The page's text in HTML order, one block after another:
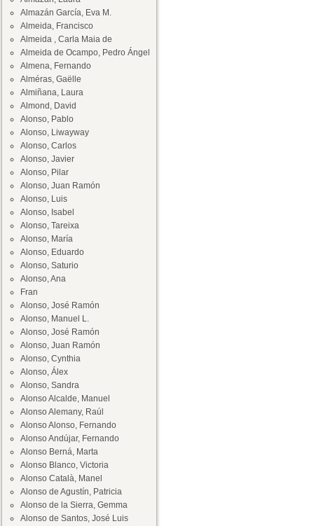
Almazán García, Eva M.
Almeida, Francisco
Almeida , Carla Maia de
Almeida de Ocampo, Pedro Ángel
Almena, Fernando
Alméras, Gaëlle
Almiñana, Laura
Almond, David
Alonso, Pablo
Alonso, Liwayway
Alonso, Carlos
Alonso, Javier
Alonso, Pilar
Alonso, Juan Ramón
Alonso, Luis
Alonso, Isabel
Alonso, Tareixa
Alonso, María
Alonso, Eduardo
Alonso, Saturio
Alonso, Ana
Fran
Alonso, José Ramón
Alonso, Manuel L.
Alonso, José Ramón
Alonso, Juan Ramón
Alonso, Cynthia
Alonso, Álex
Alonso, Sandra
Alonso Alcalde, Manuel
Alonso Alemany, Raúl
Alonso Alonso, Fernando
Alonso Andújar, Fernando
Alonso Berná, Marta
Alonso Blanco, Victoria
Alonso Català, Manel
Alonso de Agustín, Patricia
Alonso de la Sierra, Gemma
Alonso de Santos, José Luis